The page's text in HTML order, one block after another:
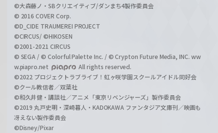
©大森藤ノ・SBクリエイティブ/ダンまち4製作委員会
© 2016 COVER Corp.
©D_CIDE TRAUMEREI PROJECT
©CIRCUS/ ©HIKOSEN
©2001-2021 CIRCUS
© SEGA / © Colorful Palette Inc. / © Crypton Future Media, INC. ww
w.piapro.net
All rights reserved.
©2022 プロジェクトラブライブ！虹ヶ咲学園スクールアイドル同好会
©クール教信者／双葉社
©和久井健・講談社／アニメ「東京リベンジャーズ」製作委員会
©2019 丸戸史明・深崎暮人・KADOKAWA ファンタジア文庫刊／映画も
冴えない製作委員会
©Disney/Pixar